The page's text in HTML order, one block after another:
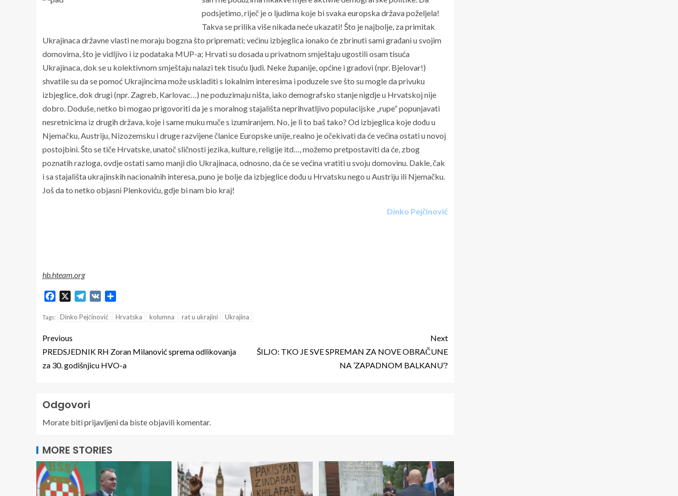
podsjetimo, riječ je o ljudima koje bi svaka europska država poželjela!
Takva se prilika više nikada neće ukazati! Što je najbolje, za primitak
Ukrajinaca državne vlasti ne moraju bogzna što pripremati; većinu izbjeglica ionako će zbrinuti sami građani u svojim
domovima, što je vidljivo i iz podataka MUP-a; Hrvati su dosada u privatnom smještaju ugostili osam tisuća
Ukrajinaca, dok se u kolektivnom smještaju nalazi tek tisuću ljudi. Neke županije, općine i gradovi (npr. Bjelovar!)
shvatile su da se pomoć Ukrajincima može uskladiti s lokalnim interesima i poduzele sve što su mogle da privuku
izbjeglice, dok drugi (npr. Zagreb, Karlovac…) ne poduzimaju ništa, iako demografsko stanje nigdje u Hrvatskoj nije
dobro. Doduše, netko bi mogao prigovoriti da je s moralnog stajališta neprihvatljivo populacijske „rupe“ popunjavati
nesretnicima iz drugih država, koje i same muku muče s izumiranjem. No, je li to baš tako? Od izbjeglica koje dođu u
Njemačku, Austriju, Nizozemsku i druge razvijene članice Europske unije, realno je očekivati da će većina ostati u novoj
postojbini. Što se tiče Hrvatske, unatoč sličnosti jezika, kulture, religije itd…, možemo pretpostaviti da će, zbog
poznatih razloga, ovdje ostati samo manji dio Ukrajinaca, odnosno, da će se većina vratiti u svoju domovinu. Dakle, čak
i sa stajališta ukrajinskih nacionalnih interesa, puno je bolje da izbjeglice dođu u Hrvatsku nego u Austriju ili Njemačku.
Još da to netko objasni Plenkoviću, gdje bi nam bio kraj!
Dinko Pejčinović
hb.hteam.org
Facebook Telegram
VK
Tags: Dinko Pejčinović Hrvatska kolumna rat u ukrajini Ukrajina
Previous
PREDSJEDNIK RH Zoran Milanović sprema odlikovanja
za 30. godišnjicu HVO-a
Next
ŠILJO: TKO JE SVE SPREMAN ZA NOVE OBRAČUNE
NA ’ZAPADNOM BALKANU’?
Odgovori
Morate bitiprijavljenida biste objavili komentar.
MORE STORIES